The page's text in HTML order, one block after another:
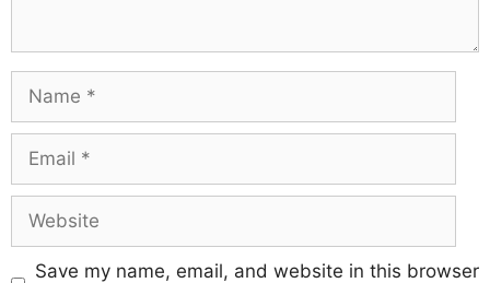
Save my name, email, and website in this browser